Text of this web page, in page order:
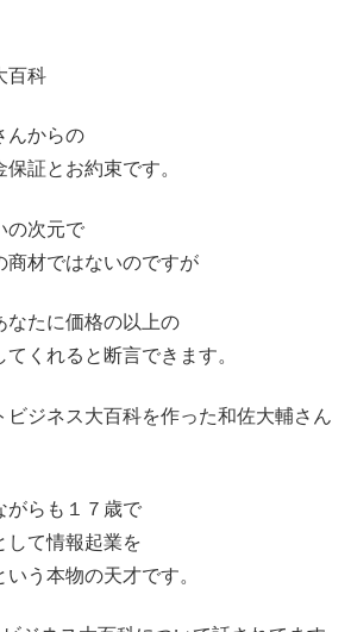
んからの
証とお約束です。
の次元で
商材ではないのですが
なたに価格の以上の
くれると断言できます。
ビジネス大百科を作った和佐大輔さん
がらも１７歳で
して情報起業を
う本物の天才です。